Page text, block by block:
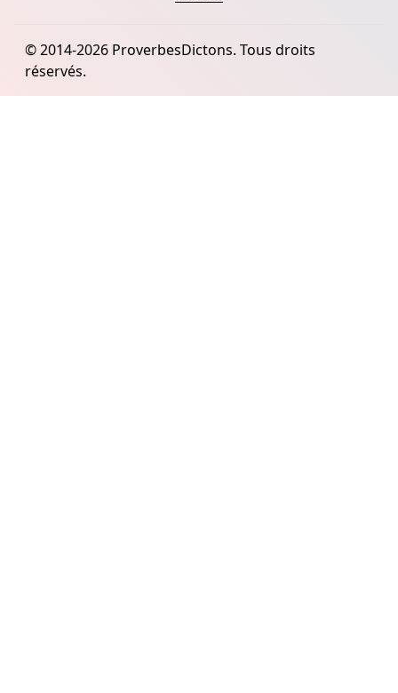
© 2014-2026 ProverbesDictons. Tous droits
réservés.